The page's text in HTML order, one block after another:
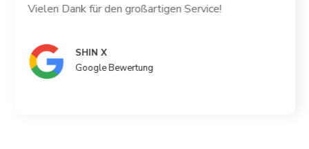
Vielen Dank für den großartigen Service!
SHIN X
Google Bewertung